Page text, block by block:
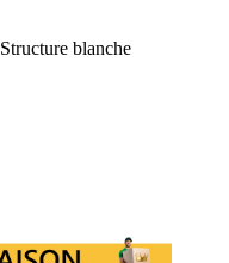
Structure blanche